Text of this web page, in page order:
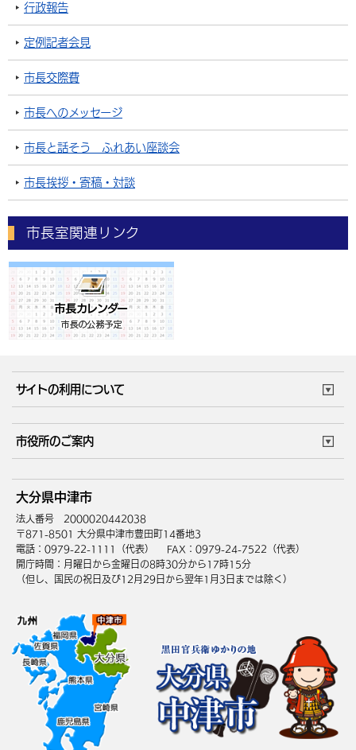
行政報告
定例記者会見
市長交際費
市長へのメッセージ
市長と話そう ふれあい座談会
市長挨拶・寄稿・対談
市長室関連リンク
サイトの利用について
サイトマップ
市役所のご案内
庁舎地図 組織案内
中津市へのアクセス
大分県中津市
法人番号 2000020442038
〒871-8501 大分県中津市豊田町14番地3
電話：0979-22-1111（代表）
FAX：0979-24-7522（代表）
開庁時間：月曜日から金曜日の8時30分から17時15分
（但し、国民の祝日及び12月29日から翌年1月3日までは除く）